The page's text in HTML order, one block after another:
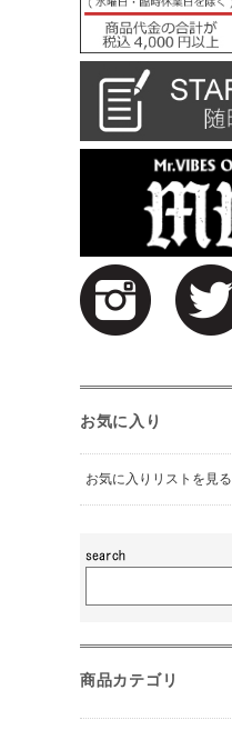
お気に入り
お気に入りリストを見る
商品カテゴリ